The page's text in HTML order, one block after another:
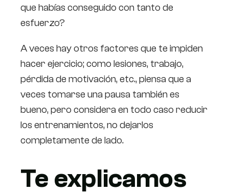
que habías conseguido con tanto de
esfuerzo?
A veces hay otros factores que te impiden
hacer ejercicio; como lesiones, trabajo,
pérdida de motivación, etc., piensa que a
veces tomarse una pausa también es
bueno, pero considera en todo caso reducir
los entrenamientos, no dejarlos
completamente de lado.
Te explicamos